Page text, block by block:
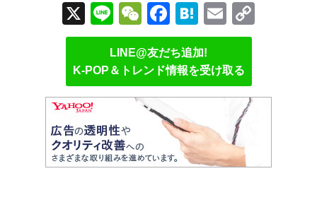
X
Li
n
e
W
e
C
h
at
F
a
c
e
b
o
o
k
H
at
e
n
a
E
m
ail
Li
LINE@友だち追加!
K-POP＆トレンド情報を受け取る